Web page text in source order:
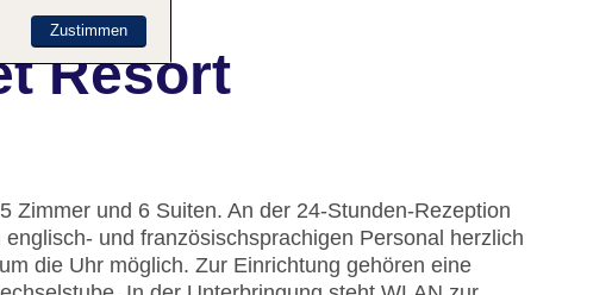
Resort
Zimmer und 6 Suiten. An der 24-Stunden-Rezeption
und französischsprachigen Personal herzlich
die Uhr möglich. Zur Einrichtung gehören eine
Zustimmen